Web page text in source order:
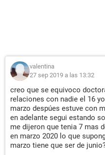
valentina
27 sep 2019 a las 13:32
creo que se equivoco
relaciones con nadie el 16
marzo despúes estuve con
en adelante segui estando
me dijeron que tenia 7 mas
en marzo 2020 lo que
marzo tiene que ser de